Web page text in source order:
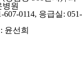
원
0114, 응급실: 051-
윤선희